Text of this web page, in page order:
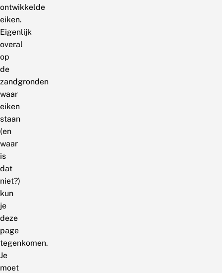
ontwikkelde
eiken.
Eigenlijk
overal
op
de
zandgronden
waar
eiken
staan
(en
waar
is
dat
niet?)
kun
je
deze
page
tegenkomen.
Je
moet